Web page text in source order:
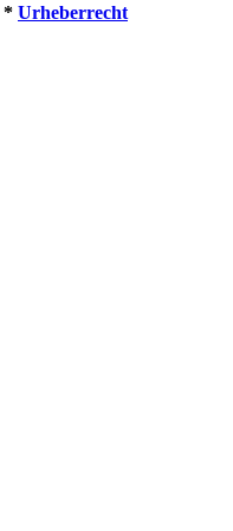
* Urheberrecht